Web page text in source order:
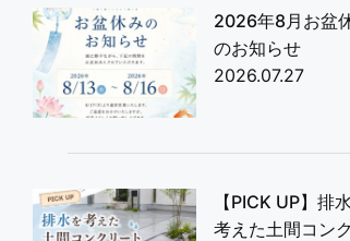
2026年8月お盆
のお知らせ
2026.07.27
【PICK UP】排
考えた土間コン